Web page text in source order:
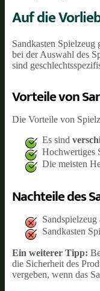
Auf die
Sandkasten
bei der Auswahl des
sind
Vorteile von
Die Vorteile von
Es sind
Hochwertiges
Die meisten
Nachteile des
Sandkasten
Ein weiterer Tipp:
die Sicherheit des
vergeben, wenn das